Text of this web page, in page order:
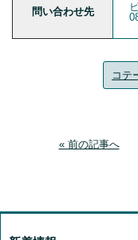
問い合わせ先
コテ
« 前の記事へ